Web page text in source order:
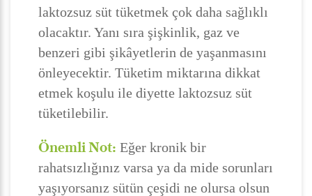
laktozsuz süt tüketmek çok daha sağlıklı
olacaktır. Yanı sıra şişkinlik, gaz ve
benzeri gibi şikâyetlerin de yaşanmasını
önleyecektir. Tüketim miktarına dikkat
etmek koşulu ile diyette laktozsuz süt
tüketilebilir.
Önemli Not: Eğer kronik bir
rahatsızlığınız varsa ya da mide sorunları
yaşıyorsanız sütün çeşidi ne olursa olsun